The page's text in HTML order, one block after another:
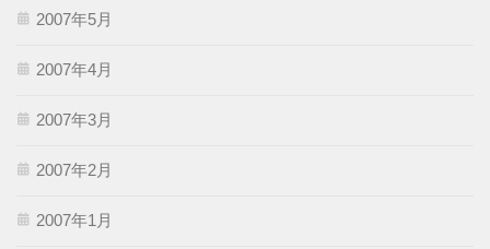
2007年5月
2007年4月
2007年3月
2007年2月
2007年1月